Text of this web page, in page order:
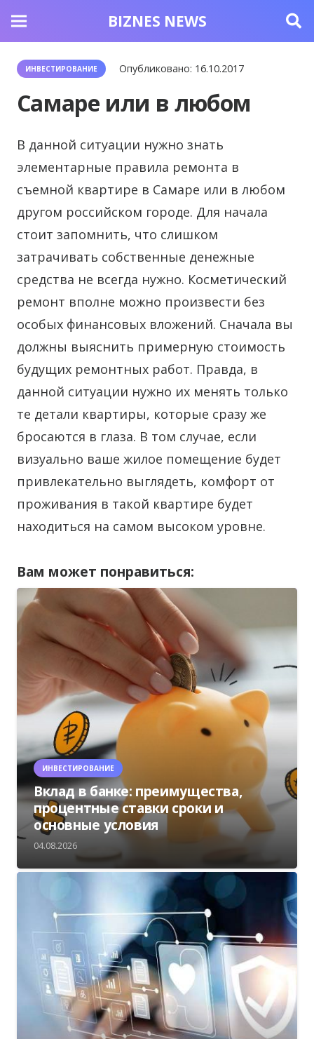
BIZNES NEWS
ИНВЕСТИРОВАНИЕ Опубликовано: 16.10.2017
Самаре или в любом
В данной ситуации нужно знать
элементарные правила ремонта в
съемной квартире в Самаре или в любом
другом российском городе. Для начала
стоит запомнить, что слишком
затрачивать собственные денежные
средства не всегда нужно. Косметический
ремонт вполне можно произвести без
особых финансовых вложений. Сначала вы
должны выяснить примерную стоимость
будущих ремонтных работ. Правда, в
данной ситуации нужно их менять только
те детали квартиры, которые сразу же
бросаются в глаза. В том случае, если
визуально ваше жилое помещение будет
привлекательно выглядеть, комфорт от
проживания в такой квартире будет
находиться на самом высоком уровне.
Вам может понравиться:
ИНВЕСТИРОВАНИЕ
Вклад в банке: преимущества,
процентные ставки сроки и
основные условия
04.08.2026